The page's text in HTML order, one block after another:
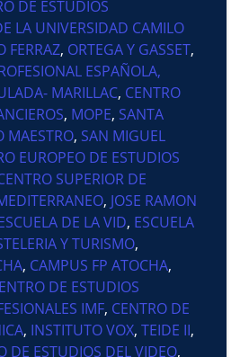
DE ESTUDIOS
LA UNIVERSIDAD CAMILO
FERRAZ, ORTEGA Y GASSET,
ESPAÑOLA,
MARILLAC, CENTRO
, MOPE, SANTA
MAESTRO, SAN MIGUEL
EUROPEO DE ESTUDIOS
SUPERIOR DE
, JOSE RAMON
DE LA VID, ESCUELA
Y TURISMO,
, CAMPUS FP ATOCHA,
DE ESTUDIOS
IMF, CENTRO DE
, INSTITUTO VOX, TEIDE II,
DE ESTUDIOS DEL VIDEO,